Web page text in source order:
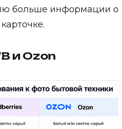
больше информации о
и Ozon